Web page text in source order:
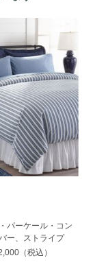
パーケール・コン
ー、ストライプ
（税込）